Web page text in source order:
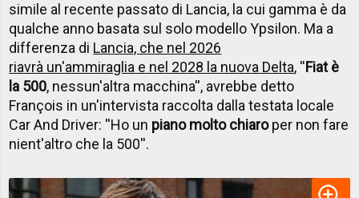
simile al recente passato di Lancia, la cui gamma è da
qualche anno basata sul solo modello Ypsilon. Ma a
differenza di Lancia, che nel 2026
riavrà un'ammiraglia e nel 2028 la nuova Delta, ''Fiat è
la 500, nessun'altra macchina'', avrebbe detto
François in un'intervista raccolta dalla testata locale
Car And Driver: ''Ho un piano molto chiaroper non fare
nient'altro che la 500''.